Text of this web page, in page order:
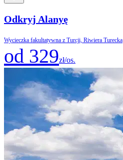
Odkryj Alanyę
Wycieczka fakultatywna z Turcji, Riwiera Turecka
od 329zł/os.